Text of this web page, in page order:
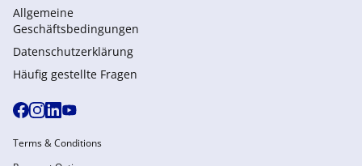
Allgemeine
Geschäftsbedingungen
Datenschutzerklärung
Häufig gestellte Fragen
Terms & Conditions